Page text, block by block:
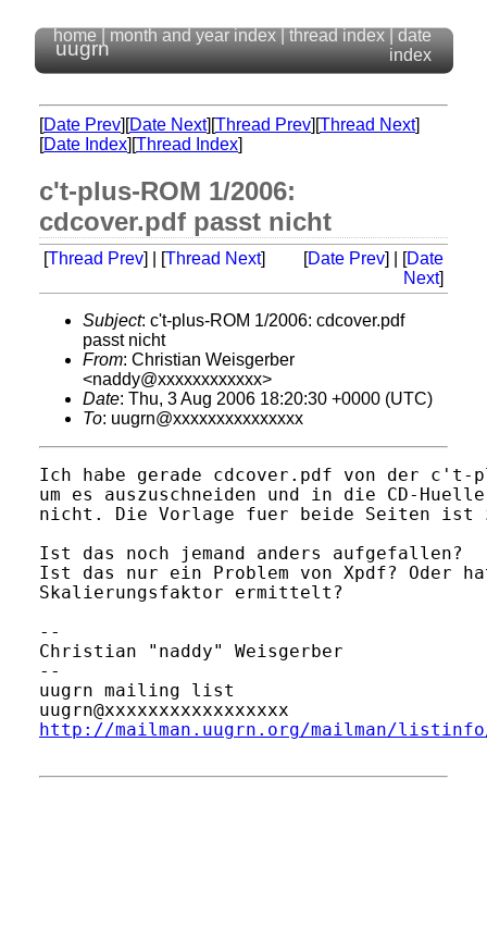
uugrn
home month and year index thread index
date
index
[Date Prev][Date Next][Thread Prev][Thread Next]
[Date Index][Thread Index]
c't-plus-ROM 1/2006:
cdcover.pdf passt nicht
[Thread Prev] | [Thread Next] [Date Prev] | [Date
Next]
Subject: c't-plus-ROM 1/2006: cdcover.pdf
passt nicht
From: Christian Weisgerber
<naddy@xxxxxxxxxxxx>
Date: Thu, 3 Aug 2006 18:20:30 +0000 (UTC)
To: uugrn@xxxxxxxxxxxxxxx
Ich habe gerade cdcover.pdf von der c't-
um es auszuschneiden und in die CD-
nicht. Die Vorlage fuer beide Seiten ist
Ist das noch jemand anders aufgefallen?
Ist das nur ein Problem von Xpdf? Oder
Skalierungsfaktor ermittelt?
--
Christian "naddy" Weisgerber
--
uugrn mailing list
http://mailman.uugrn.org/mailman/